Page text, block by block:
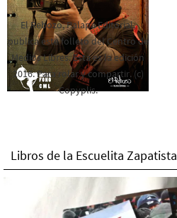
El Rebozo, Palapa Editorial,
publica este folleto del Centro de
Medios Libres. Esta es la edición
2016. Para rolar y compartir. (c)
Copyplis.
Libros de la Escuelita Zapatista